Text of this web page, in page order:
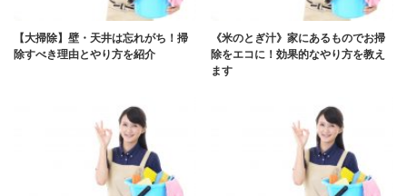
【大掃除】壁・天井は忘れがち！掃
除すべき理由とやり方を紹介
《米のとぎ汁》家にあるものでお掃
除をエコに！効果的なやり方を教え
ます